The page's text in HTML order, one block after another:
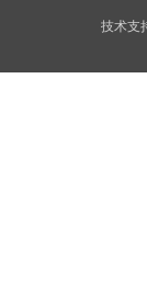
技术支